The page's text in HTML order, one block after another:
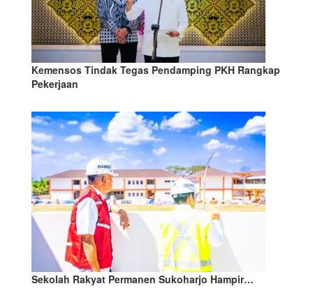
Kemensos Tindak Tegas Pendamping PKH Rangkap
Pekerjaan
Sekolah Rakyat Permanen Sukoharjo Hampir…